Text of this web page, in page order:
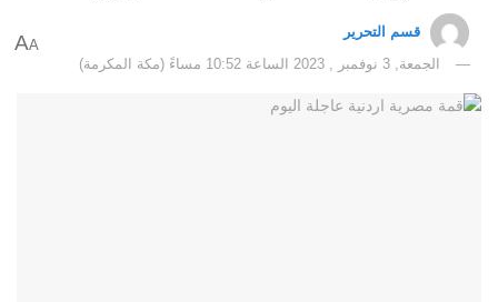
قسم التحرير
الجمعة, 3 نوفمبر , 2023 الساعة 10:52 مساءً (مكة المكرمة)
A
A